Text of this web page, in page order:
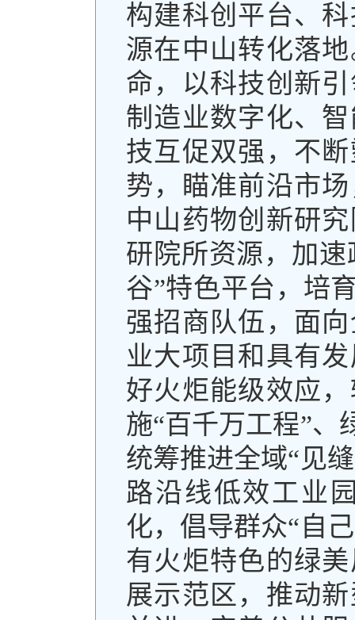
构建科创平台、
源在中山转化落
命，以科技创新
制造业数字化、
技互促双强，不
势，瞄准前沿市
中山药物创新研
研院所资源，加速
谷”特色平台，培
强招商队伍，面
业大项目和具有
好火炬能级效应
施“百千万工程”、
统筹推进全域“见
路沿线低效工业
化，倡导群众“自
有火炬特色的绿
展示范区，推动